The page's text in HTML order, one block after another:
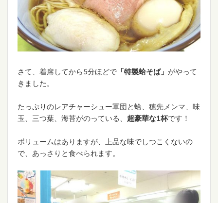
さて、着席してから5分ほどで 「特製蛤そば」 がやって
きました。
たっぷりのレアチャーシュー軍団と蛤、穂先メンマ、味
玉、三つ葉、海苔がのっている、 超豪華な1杯です！
ボリュームはありますが、上品な味でしつこくないの
で、あっさりと食べられます。